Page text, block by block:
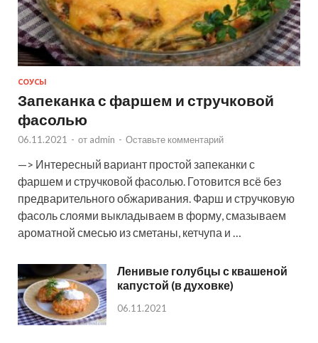
СОУСЫ
Запеканка с фаршем и стручковой
фасолью
06.11.2021 - от admin - Оставьте комментарий
—> Интересный вариант простой запеканки с
фаршем и стручковой фасолью. Готовится всё без
предварительного обжаривания. Фарш и стручковую
фасоль слоями выкладываем в форму, смазываем
ароматной смесью из сметаны, кетчупа и …
Ленивые голубцы с квашеной
капустой (в духовке)
06.11.2021